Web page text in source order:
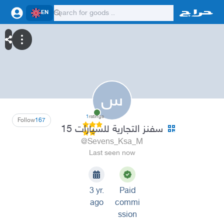
EN
س
167
Follow 1ratings
سفنز التجارية للسيارات 15
@Sevens_Ksa_M
Last seen now
3 yr.
ago
Paid
commi
ssion